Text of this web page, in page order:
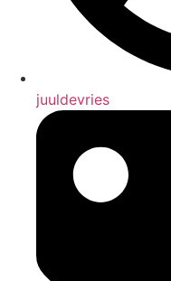
juuldevries